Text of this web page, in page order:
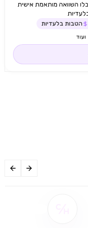
השוואה מותאמת אישית
הטבות בלעדיות
ועוד